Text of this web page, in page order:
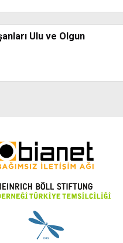
Ulu ve Olgun